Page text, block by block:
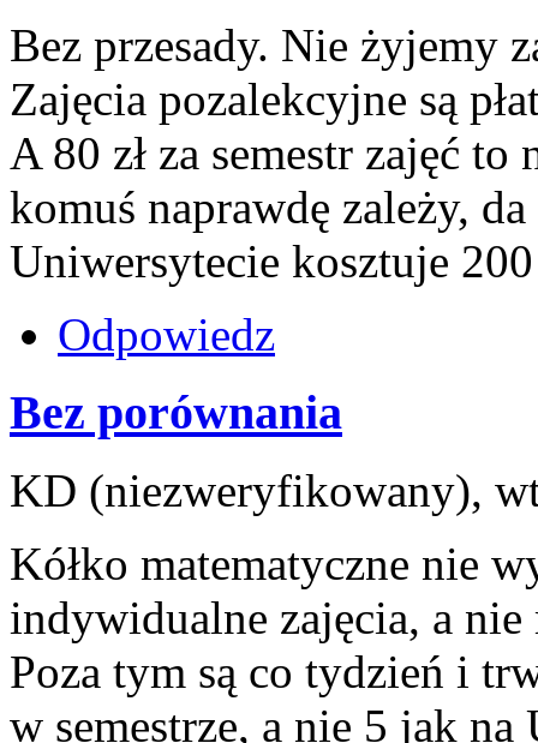
Bez przesady. Nie żyjemy
Zajęcia pozalekcyjne są
A 80 zł za semestr zajęć
komuś naprawdę zależy,
Uniwersytecie kosztuje 200
Odpowiedz
Bez porównania
KD (niezweryfikowany),
Kółko matematyczne nie
indywidualne zajęcia, a
Poza tym są co tydzień i
w semestrze, a nie 5 jak